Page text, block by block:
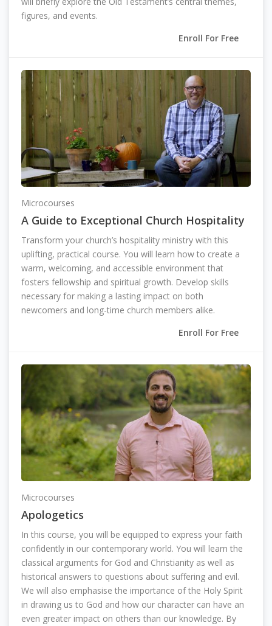
figures, and events.
Enroll For Free
Microcourses
A Guide to Exceptional Church Hospitality
Transform your church’s hospitality ministry with this
uplifting, practical course. You will learn how to create a
warm, welcoming, and accessible environment that
fosters fellowship and spiritual growth. Develop skills
necessary for making a lasting impact on both
newcomers and long-time church members alike.
Enroll For Free
Microcourses
Apologetics
In this course, you will be equipped to express your faith
confidently in our contemporary world. You will learn the
classical arguments for God and Christianity as well as
historical answers to questions about suffering and evil.
We will also emphasise the importance of the Holy Spirit
in drawing us to God and how our character can have an
even greater impact on others than our knowledge. By